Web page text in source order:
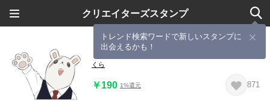
クリエイターズスタンプ
トレンド検索ワードで新しいスタンプに
出会えるかも！
ヒロアカ 根津校長だらけ
くら
￥190 1%還元 871